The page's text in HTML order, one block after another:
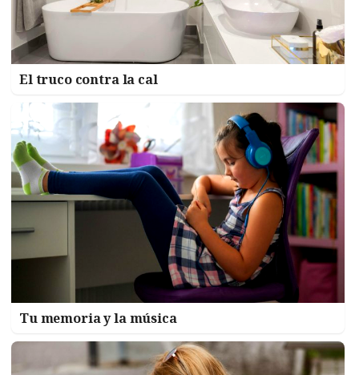
El truco contra la cal
Tu memoria y la música